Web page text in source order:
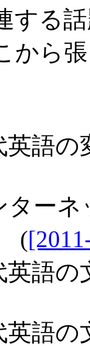
する
から
語の
ーネ
(
語の
語の